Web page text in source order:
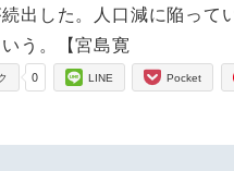
出した。人口減に陥って
う。【宮島寛
0 LINE Pocket